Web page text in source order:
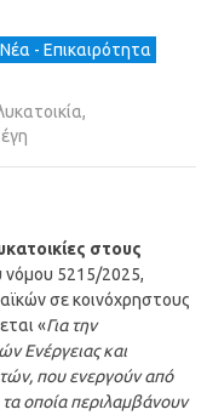
Νέα - Επικαιρότητα
,
στους
νόμου 5215/2025,
σε κοινόχρηστους
«Για την
Ενέργειας και
που ενεργούν από
οποία περιλαμβάνουν